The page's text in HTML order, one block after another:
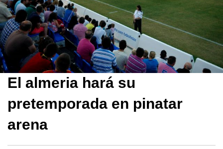
El almeria hará su
pretemporada en pinatar
arena